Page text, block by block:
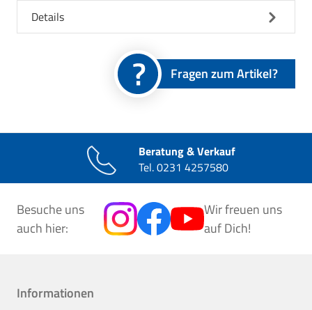
Details
Fragen zum Artikel?
Beratung & Verkauf
Tel.0231 4257580
Besuche uns
auch hier:
Wir freuen uns
auf Dich!
Informationen